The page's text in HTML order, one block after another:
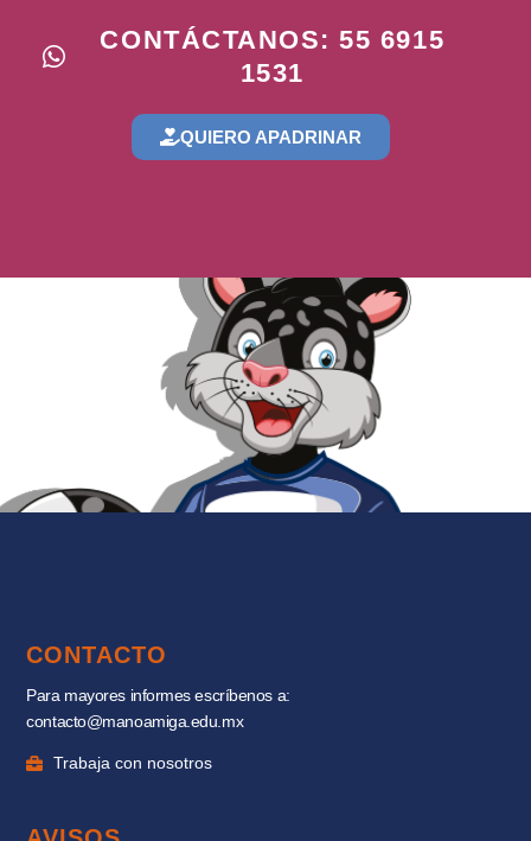
CONTÁCTANOS: 55 6915
1531
QUIERO APADRINAR
CONTACTO
Para mayores informes escríbenos a:
contacto@manoamiga.edu.mx
Trabaja con nosotros